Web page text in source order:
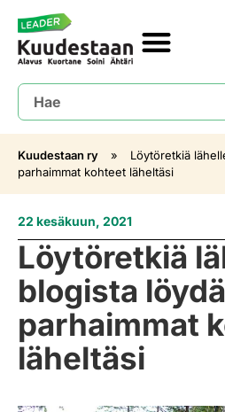
Kuudestaan ry »
Löytöretkiä
parhaimmat kohteet läheltäsi
22 kesäkuun, 2021
Löytöretkiä
blogista
parhaimmat
läheltäsi